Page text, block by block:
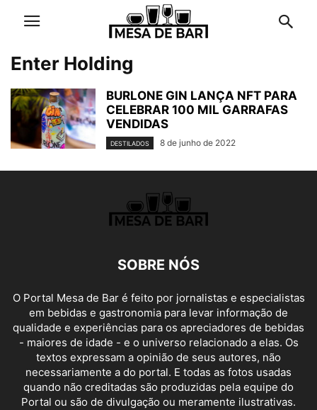
Enter Holding
BURLONE GIN LANÇA NFT PARA
CELEBRAR 100 MIL GARRAFAS
VENDIDAS
DESTILADOS 8 de junho de 2022
SOBRE NÓS
O Portal Mesa de Bar é feito por jornalistas e especialistas
em bebidas e gastronomia para levar informação de
qualidade e experiências para os apreciadores de bebidas
- maiores de idade - e o universo relacionado a elas. Os
textos expressam a opinião de seus autores, não
necessariamente a do portal. E todas as fotos usadas
quando não creditadas são produzidas pela equipe do
Portal ou são de divulgação ou meramente ilustrativas.